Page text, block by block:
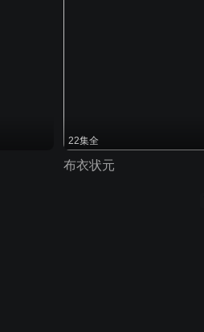
22集全
布衣状元